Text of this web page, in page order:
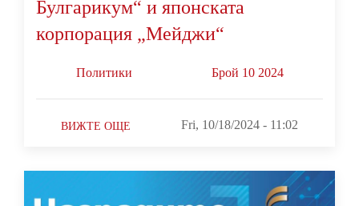
Булгарикум“ и японската
корпорация „Мейджи“
Политики Брой 10 2024
ВИЖТЕ ОЩЕ Fri, 10/18/2024 - 11:02